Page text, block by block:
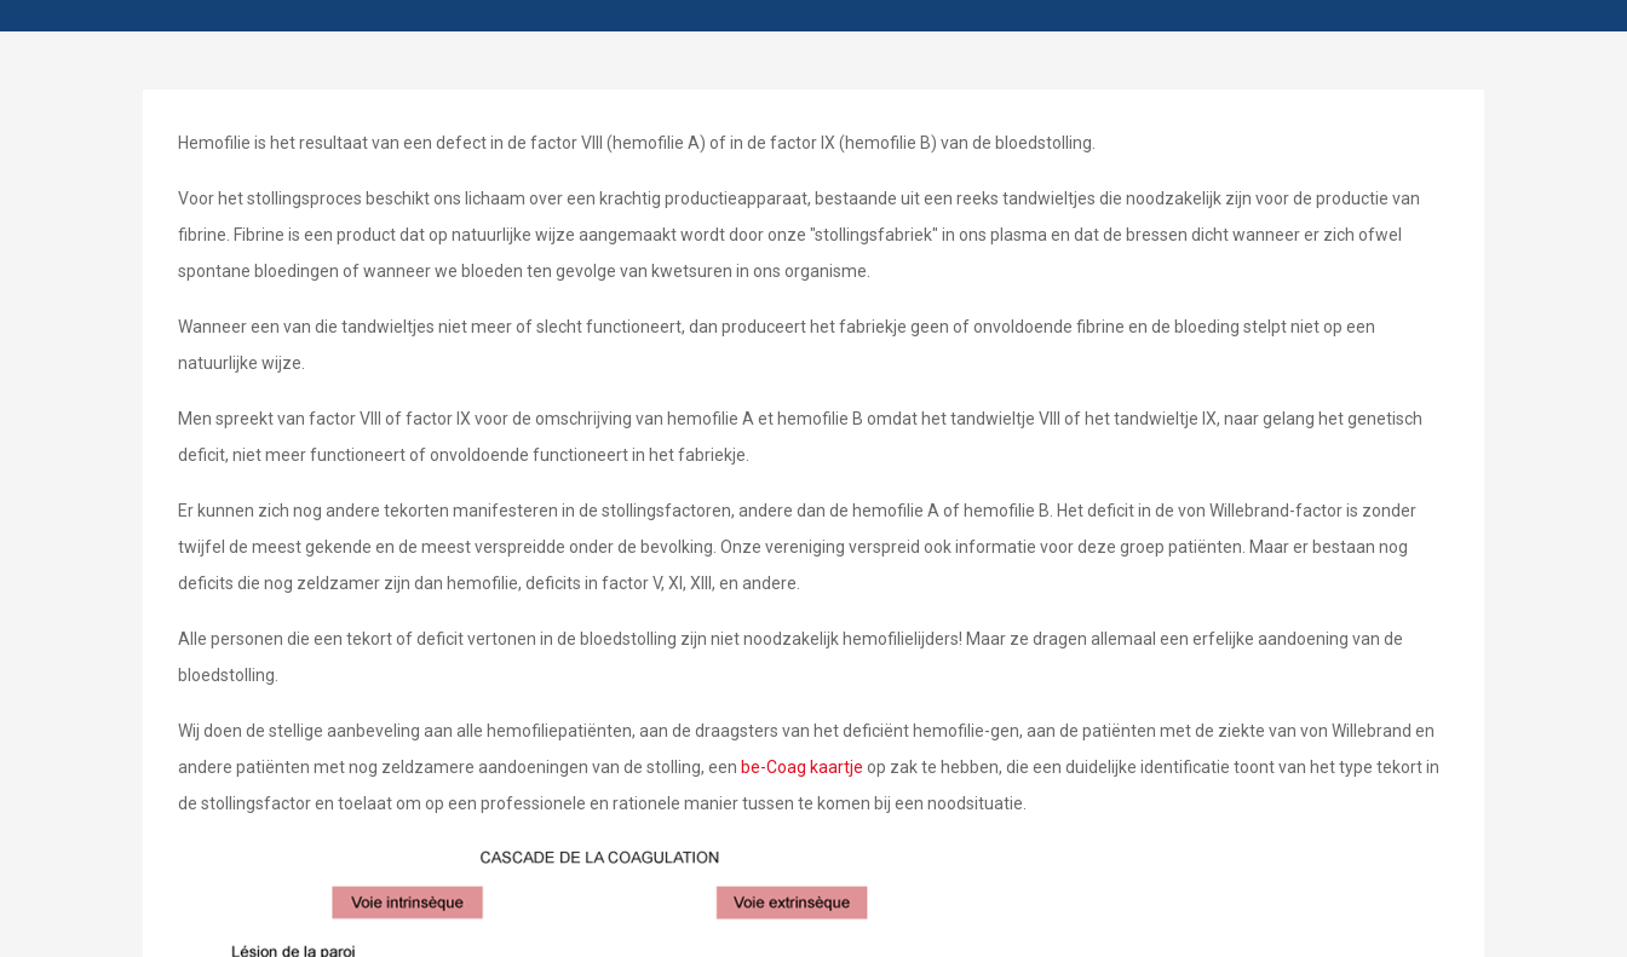
Hemofilie is het resultaat van een defect in de factor VIII (hemofilie A) of in de factor IX (hemofilie B) van de bloedstolling.
Voor het stollingsproces beschikt ons lichaam over een krachtig productieapparaat, bestaande uit een reeks tandwieltjes die noodzakelijk zijn voor de productie van
fibrine. Fibrine is een product dat op natuurlijke wijze aangemaakt wordt door onze "stollingsfabriek" in ons plasma en dat de bressen dicht wanneer er zich ofwel
spontane bloedingen of wanneer we bloeden ten gevolge van kwetsuren in ons organisme.
Wanneer een van die tandwieltjes niet meer of slecht functioneert, dan produceert het fabriekje geen of onvoldoende fibrine en de bloeding stelpt niet op een
natuurlijke wijze.
Men spreekt van factor VIII of factor IX voor de omschrijving van hemofilie A et hemofilie B omdat het tandwieltje VIII of het tandwieltje IX, naar gelang het genetisch
deficit, niet meer functioneert of onvoldoende functioneert in het fabriekje.
Er kunnen zich nog andere tekorten manifesteren in de stollingsfactoren, andere dan de hemofilie A of hemofilie B. Het deficit in de von Willebrand-factor is zonder
twijfel de meest gekende en de meest verspreidde onder de bevolking. Onze vereniging verspreid ook informatie voor deze groep patiënten. Maar er bestaan nog
deficits die nog zeldzamer zijn dan hemofilie, deficits in factor V, XI, XIII, en andere.
Alle personen die een tekort of deficit vertonen in de bloedstolling zijn niet noodzakelijk hemofilielijders! Maar ze dragen allemaal een erfelijke aandoening van de
bloedstolling.
Wij doen de stellige aanbeveling aan alle hemofiliepatiënten, aan de draagsters van het deficiënt hemofilie-gen, aan de patiënten met de ziekte van von Willebrand en
andere patiënten met nog zeldzamere aandoeningen van de stolling, een be-Coag kaartje op zak te hebben, die een duidelijke identificatie toont van het type tekort in
de stollingsfactor en toelaat om op een professionele en rationele manier tussen te komen bij een noodsituatie.